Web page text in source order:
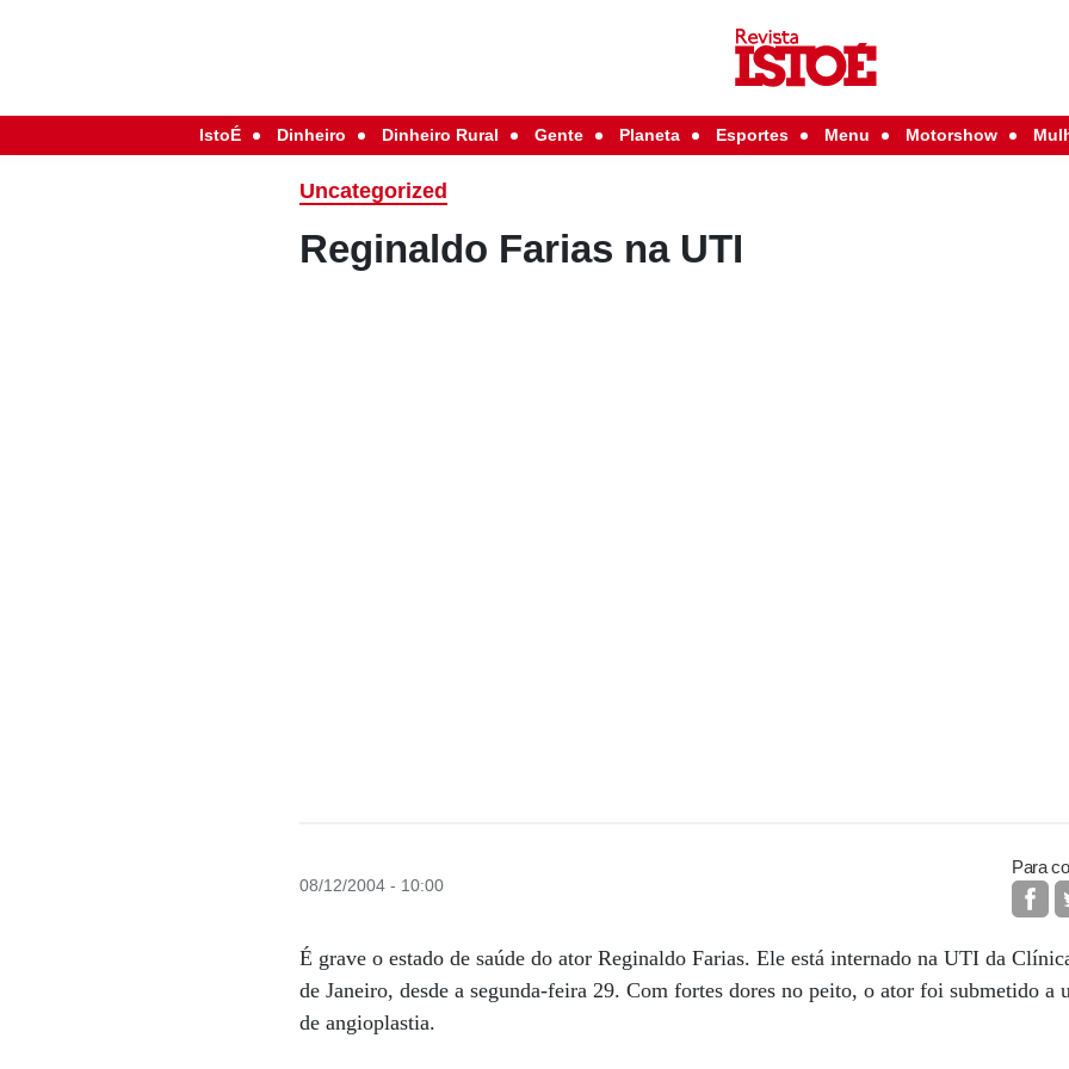
IstoÉ Dinheiro Dinheiro Rural Gente Planeta Esportes Menu Motorshow
Uncategorized
Reginaldo Farias na UTI
08/12/2004 - 10:00
Para
É grave o estado de saúde do ator Reginaldo Farias. Ele está internado na UTI da
de Janeiro, desde a segunda-feira 29. Com fortes dores no peito, o ator foi submetido a
de angioplastia.